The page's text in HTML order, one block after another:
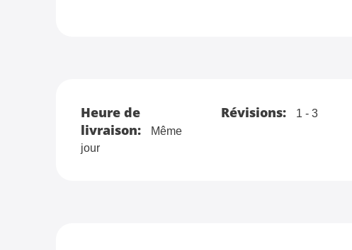
Heure de
livraison:
Même
jour
Révisions: 1 - 3